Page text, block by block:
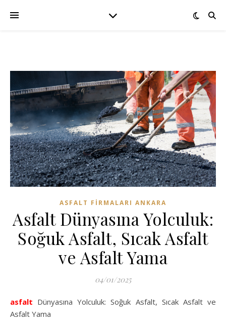
ASFALT FIRMALARI ANKARA
Asfalt Dünyasına Yolculuk:
Soğuk Asfalt, Sıcak Asfalt
ve Asfalt Yama
04/01/2025
asfalt Dünyasına Yolculuk: Soğuk Asfalt, Sıcak Asfalt ve
Asfalt Yama